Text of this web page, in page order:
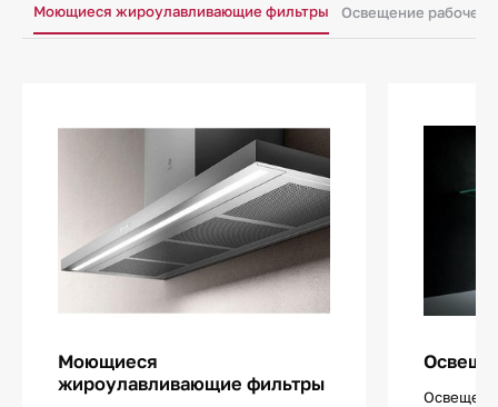
Моющиеся жироулавливающие фильтры Освещение рабочего
Моющиеся
жироулавливающие фильтры